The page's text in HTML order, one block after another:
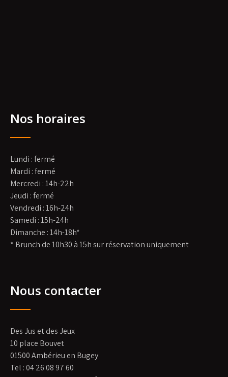
Nos horaires
Lundi : fermé
Mardi : fermé
Mercredi : 14h-22h
Jeudi : fermé
Vendredi : 16h-24h
Samedi : 15h-24h
Dimanche : 14h-18h*
* Brunch de 10h30 à 15h sur réservation uniquement
Nous contacter
Des Jus et des Jeux
10 place Bouvet
01500 Ambérieu en Bugey
Tel : 04 26 08 97 60